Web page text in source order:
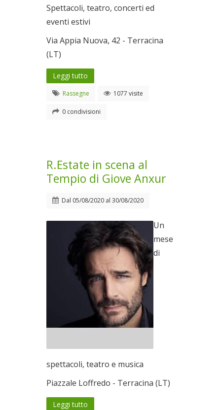
Spettacoli, teatro, concerti ed
eventi estivi
Via Appia Nuova, 42 - Terracina
(LT)
Leggi tutto
Rassegne 1077 visite
0 condivisioni
R.Estate in scena al
Tempio di Giove Anxur
Dal 05/08/2020 al 30/08/2020
Un
mese
di
spettacoli, teatro e musica
Piazzale Loffredo - Terracina (LT)
Leggi tutto